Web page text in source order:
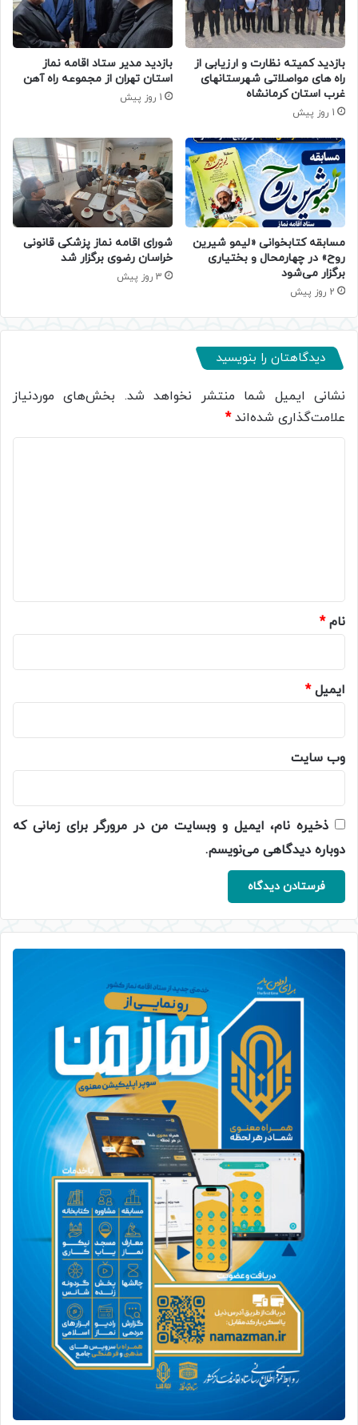
بازدید کمیته نظارت و ارزیابی از
راه های مواصلاتی شهرستانهای
غرب استان کرمانشاه
1 روز پیش
بازدید مدیر ستاد اقامه نماز
استان تهران از مجموعه راه آهن
1 روز پیش
مسابقه کتابخوانی «لیمو شیرین
روح» در چهارمحال و بختیاری
برگزار می‌شود
2 روز پیش
شورای اقامه نماز پزشکی قانونی
خراسان رضوی برگزار شد
3 روز پیش
دیدگاهتان را بنویسید
نشانی ایمیل شما منتشر نخواهد شد. بخش‌های موردنیاز
علامت‌گذاری شده‌اند*
نام*
ایمیل*
وب‌ سایت
ذخیره نام، ایمیل و وبسایت من در مرورگر برای زمانی که
دوباره دیدگاهی می‌نویسم.